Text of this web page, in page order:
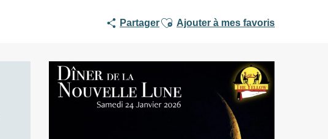
PartagerAjouter aux favoris
Ajouter à mes favoris